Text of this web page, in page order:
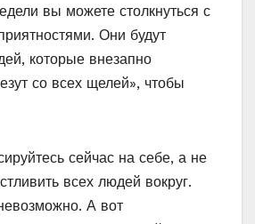
вы можете столкнуться с
Они будут
которые внезапно
со всех щелей», чтобы
сейчас на себе, а не
всех людей вокруг.
А вот